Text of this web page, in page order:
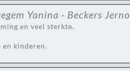
Yanina - Beckers Jerno
en veel sterkte.
en kinderen.